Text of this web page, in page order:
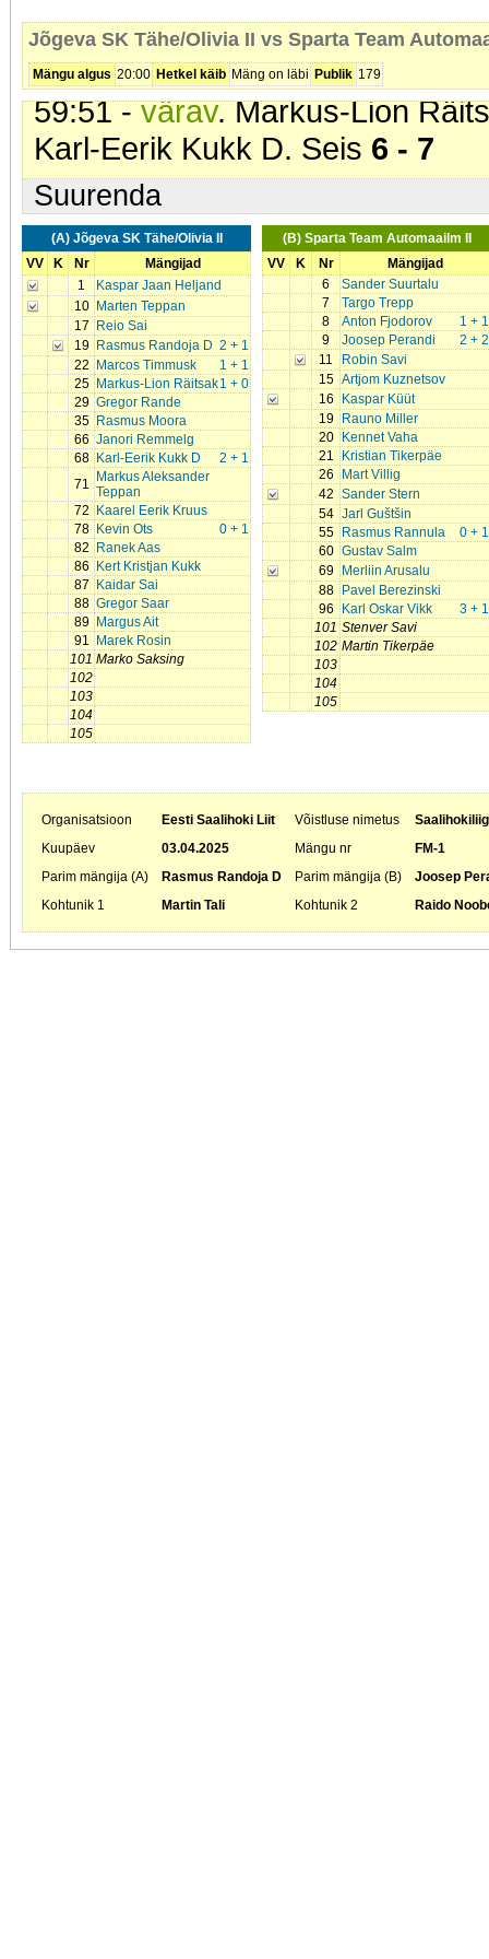
Jõgeva SK Tähe/Olivia II vs Sparta Team
Mängu algus 20:00 Hetkel käib Mäng on läbi Publik 179
55:17 -karistus (208 - Jõuline
Team Automaailm II). 2 min
59:51 -värav. Markus-Lion
Karl-Eerik Kukk D. Seis 6 - 7
Suurenda
(A) Jõgeva SK Tähe/Olivia II
VV
K Nr
Mängijad
1
Kaspar Jaan Heljand
10
Marten Teppan
17
Reio Sai
19
2 + 1
Rasmus Randoja D
22
1 + 1
Marcos Timmusk
25
1 + 0
Markus-Lion Räitsak
29 Gregor Rande
35
Rasmus Moora
66 Janori Remmelg
68
2 + 1
Karl-Eerik Kukk D
71
Markus Aleksander
Teppan
72
Kaarel Eerik Kruus
78
0 + 1
Kevin Ots
82
Ranek Aas
86
Kert Kristjan Kukk
87
Kaidar Sai
88 Gregor Saar
89
Margus Ait
91
Marek Rosin
101 Marko Saksing
102
103
104
105
(B) Sparta Team Automaailm II
VV
K Nr
Mängijad
6
Sander Suurtalu
7
Targo Trepp
8
1 + 1
Anton Fjodorov
9
2 + 2
Joosep Perandi
11
Robin Savi
15 Artjom Kuznetsov
16
Kaspar Küüt
19
Rauno Miller
20
Kennet Vaha
21
Kristian Tikerpäe
26
Mart Villig
42 Sander Stern
54 Jarl Guštšin
55
0 + 1
Rasmus Rannula
60 Gustav Salm
69
Merliin Arusalu
88
Pavel Berezinski
96
3 + 1
Karl Oskar Vikk
101 Stenver Savi
102 Martin Tikerpäe
103
104
105
Organisatsioon Eesti Saalihoki Liit Võistluse nimetus
Kuupäev
03.04.2025 Mängu nr
FM-1
Parim mängija (A)
Rasmus Randoja D Parim mängija (B)
Joosep
Kohtunik 1
Martin Tali Kohtunik 2 Raido